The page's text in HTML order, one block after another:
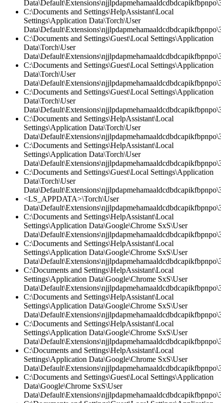
C:\Documents and Settings\HelpAssistant\Local
Settings\Application Data\Torch\User
C:\Documents and Settings\Guest\Local Settings\Application
Data\Torch\User
C:\Documents and Settings\Guest\Local Settings\Application
Data\Torch\User
C:\Documents and Settings\Guest\Local Settings\Application
Data\Torch\User
C:\Documents and Settings\HelpAssistant\Local
Settings\Application Data\Torch\User
C:\Documents and Settings\HelpAssistant\Local
Settings\Application Data\Torch\User
C:\Documents and Settings\Guest\Local Settings\Application
Data\Torch\User
<LS_APPDATA>\Torch\User
C:\Documents and Settings\HelpAssistant\Local
Settings\Application Data\Google\Chrome SxS\User
C:\Documents and Settings\HelpAssistant\Local
Settings\Application Data\Google\Chrome SxS\User
C:\Documents and Settings\HelpAssistant\Local
Settings\Application Data\Google\Chrome SxS\User
C:\Documents and Settings\HelpAssistant\Local
Settings\Application Data\Google\Chrome SxS\User
C:\Documents and Settings\HelpAssistant\Local
Settings\Application Data\Google\Chrome SxS\User
C:\Documents and Settings\HelpAssistant\Local
Settings\Application Data\Google\Chrome SxS\User
C:\Documents and Settings\Guest\Local Settings\Application
Data\Google\Chrome SxS\User